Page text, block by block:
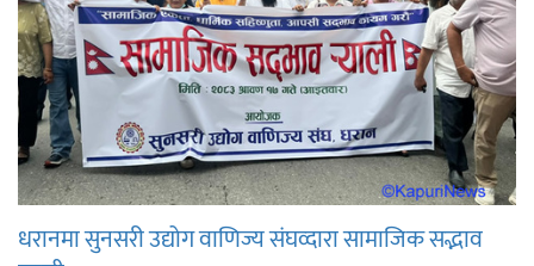
धरानमा सुनसरी उद्योग वाणिज्य संघव्दारा सामाजिक सद्भाव